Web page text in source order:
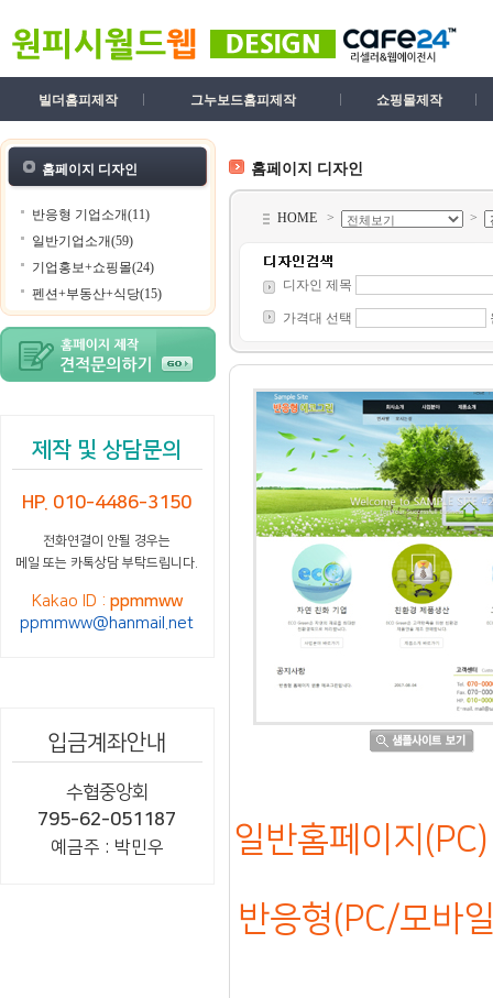
빌더홈피제작 그누보드홈피제작 쇼핑몰제작
홈페이지 디자인
반응형 기업소개(11)
일반기업소개(59)
기업홍보+쇼핑몰(24)
펜션+부동산+식당(15)
제작 및 상담문의
HP. 010-4486-3150
전화연결이 안될 경우는
메일 또는 카톡상담 부탁드립니다.
Kakao ID : ppmmww
ppmmww@hanmail.net
입금계좌안내
수협중앙회
795-62-051187
예금주 : 박민우
홈페이지 디자인
HOME > >
디자인 제목
가격대 선택
일반홈페이지
반응형(PC/모바